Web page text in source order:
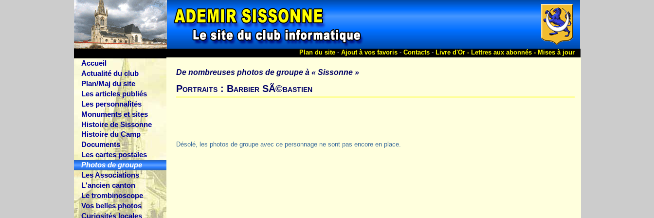
Accueil
Actualité du club
Plan/Maj du site
Les articles publiés
Les personnalités
Monuments et sites
Histoire de Sissonne
Histoire du Camp
Documents
Les cartes postales
Photos de groupe
Les Associations
L'ancien canton
Le trombinoscope
Vos belles photos
Curiosités locales
Plan du site- Ajout à vos favoris- Contacts- Livre d'Or - Lettres aux abonnés - Mises à jour
De nombreuses photos de groupe à « Sissonne »
Portraits : Barbier SÃ©bastien
Désolé, les photos de groupe avec ce personnage ne sont pas encore en place.